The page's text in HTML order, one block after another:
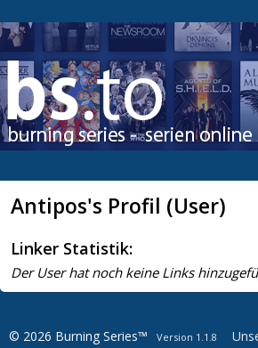
Antipos's Profil (User)
Linker Statistik:
Der User hat noch keine Links
© 2026 Burning Series™ Version 1.1.8